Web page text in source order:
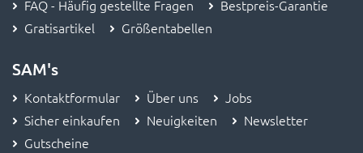
FAQ - Häufig gestellte Fragen
Bestpreis-Garantie
Gratisartikel
Größentabellen
SAM's
Kontaktformular Über uns
Jobs
Sicher einkaufen
Neuigkeiten
Newsletter
Gutscheine